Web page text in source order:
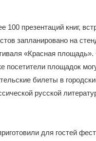
100 презентаций книг,
запланировано на
«Красная
посетители площадок
билеты в
русской
для гостей